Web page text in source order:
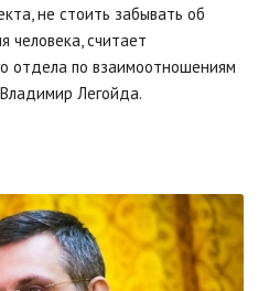
не стоить забывать об
человека, считает
отдела по взаимоотношениям
Легойда.